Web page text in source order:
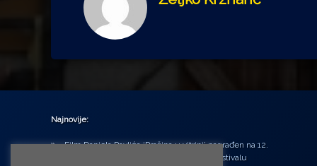
Najnovije:
Film Daniela Pavlića ‘Prašina u vitrini’ nagrađen na 12.
Green Montenegro International Film Festivalu